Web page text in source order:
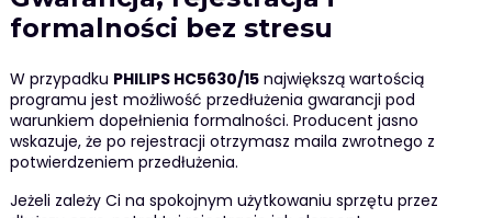
formalności bez stresu
W przypadku PHILIPS HC5630/15największą wartością
programu jest możliwość przedłużenia gwarancji pod
warunkiem dopełnienia formalności. Producent jasno
wskazuje, że po rejestracji otrzymasz maila zwrotnego z
potwierdzeniem przedłużenia.
Jeżeli zależy Ci na spokojnym użytkowaniu sprzętu przez